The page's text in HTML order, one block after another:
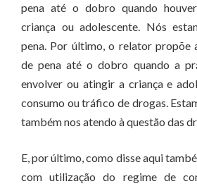
pena até o dobro quando
criança ou adolescente. Nós
pena. Por último, o relator propõe
de pena até o dobro quando a
envolver ou atingir a criança e
consumo ou tráfico de drogas.
também nos atendo à questão das
E, por último, como disse aqui
com utilização do regime de